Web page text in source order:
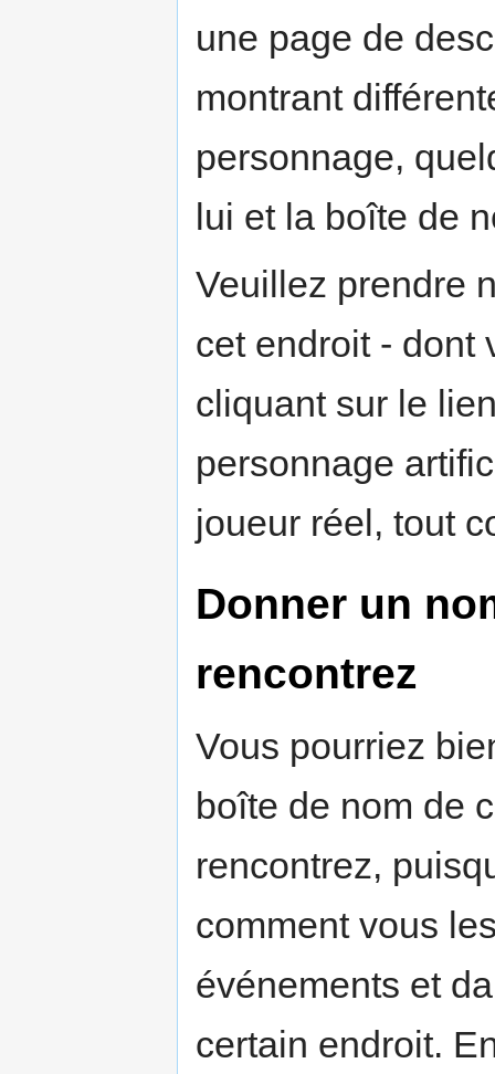
une page de
montrant
personnage,
lui et la boîte de
Veuillez prendre
cet endroit - dont
cliquant sur le
personnage
joueur réel, tout
Donner un
rencontrez
Vous pourriez
boîte de nom de
rencontrez,
comment vous
événements et
certain endroit.